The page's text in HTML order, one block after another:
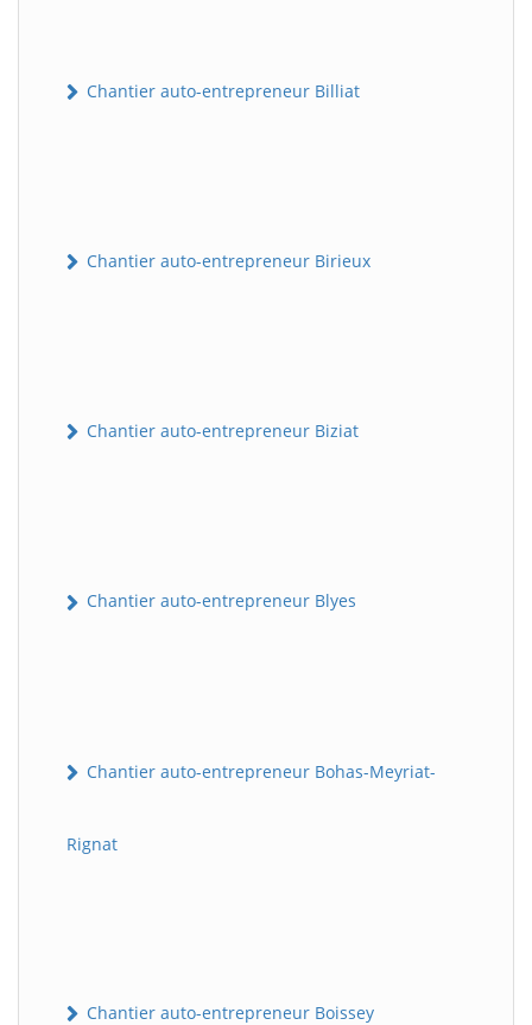
Chantier auto-entrepreneur Billiat
Chantier auto-entrepreneur Birieux
Chantier auto-entrepreneur Biziat
Chantier auto-entrepreneur Blyes
Chantier auto-entrepreneur Bohas-Meyriat-
Rignat
Chantier auto-entrepreneur Boissey